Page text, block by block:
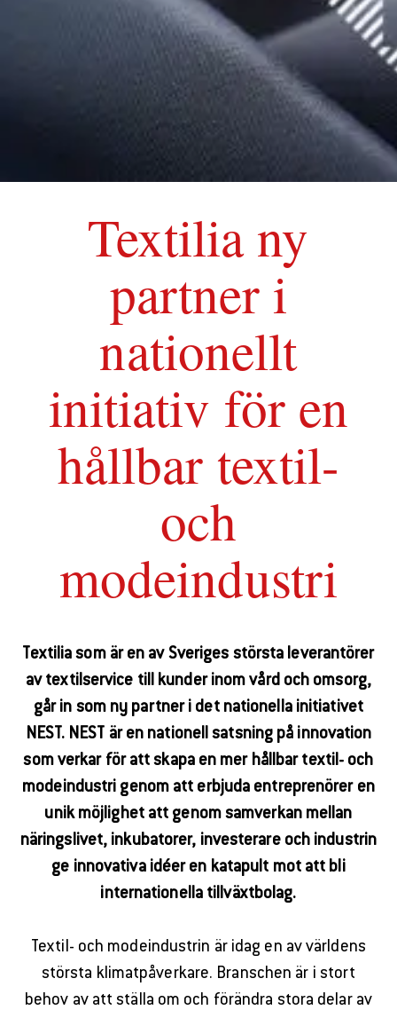
Textilia ny
partner i
nationellt
initiativ för en
hållbar textil-
och
modeindustri
Textilia som är en av Sveriges största leverantörer
av textilservice till kunder inom vård och omsorg,
går in som ny partner i det nationella initiativet
NEST. NEST är en nationell satsning på innovation
som verkar för att skapa en mer hållbar textil- och
modeindustri genom att erbjuda entreprenörer en
unik möjlighet att genom samverkan mellan
näringslivet, inkubatorer, investerare och industrin
ge innovativa idéer en katapult mot att bli
internationella tillväxtbolag.
Textil- och modeindustrin är idag en av världens
största klimatpåverkare. Branschen är i stort
behov av att ställa om och förändra stora delar av